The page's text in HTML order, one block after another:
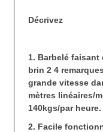
Décrivez
1. Barbelé
brin 2 4
grande vitesse
mètres linéaires/
140kgs/par heure.
2. Facile